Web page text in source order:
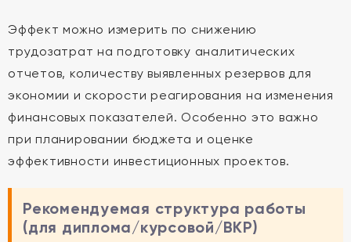
Эффект можно измерить по снижению
трудозатрат на подготовку аналитических
отчетов, количеству выявленных резервов для
экономии и скорости реагирования на изменения
финансовых показателей. Особенно это важно
при планировании бюджета и оценке
эффективности инвестиционных проектов.
Рекомендуемая структура работы
(для диплома/курсовой/ВКР)